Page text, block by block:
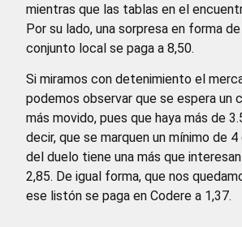
mientras que las tablas en el
Por su lado, una sorpresa en forma
conjunto local se paga a 8,50.
Si miramos con detenimiento el
podemos observar que se espera un
más movido, pues que haya más de
decir, que se marquen un mínimo de 4
del duelo tiene una más que
2,85. De igual forma, que nos
ese listón se paga en Codere a 1,37.